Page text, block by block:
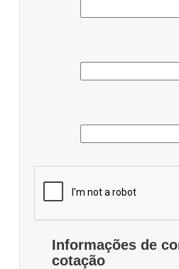
Informações de
cotação